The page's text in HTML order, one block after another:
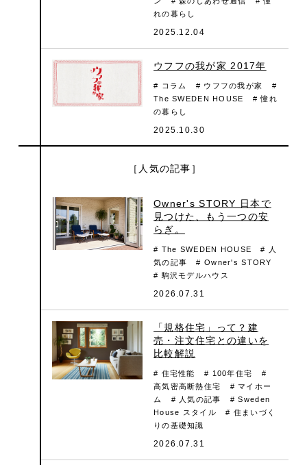
れの暮らし
2025.12.04
ウフフの我が家 2017年
# コラム # ウフフの我が家
#
The SWEDEN HOUSE
# 憧れ
の暮らし
2025.10.30
［人気の記事］
Owner's STORY 日本で
見つけた、もう一つの安
らぎ。
# The SWEDEN HOUSE
# 人
気の記事
# Owner's STORY
# 駒沢モデルハウス
2026.07.31
「規格住宅」って？建
売・注文住宅との違いを
比較解説
# 住宅性能 # 100年住宅
#
高気密高断熱住宅
# マイホー
ム
# 人気の記事
# Sweden
House スタイル
# 住まいづく
りの基礎知識
2026.07.31